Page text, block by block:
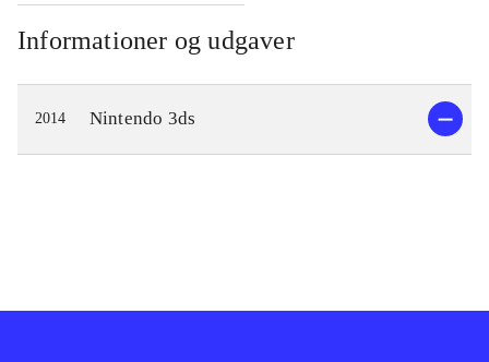
Informationer og udgaver
2014 Nintendo 3ds